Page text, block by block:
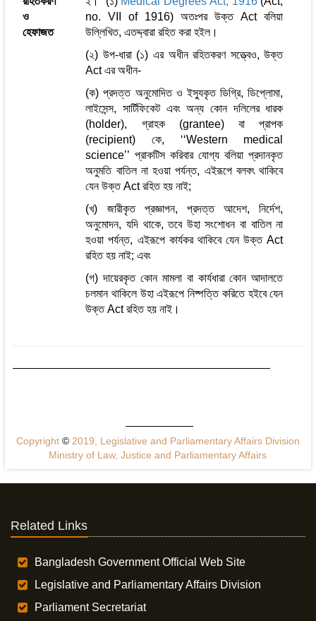
ও
হেফাজত
no. VII of 1916) অতঃপর উক্ত Act বলিয়া
উল্লিখিত, এতদ্দ্বারা রহিত করা হইল।
(২) উপ-ধারা (১) এর অধীন রহিতকরণ সত্ত্বেও, উক্ত
Act এর অধীন-
(ক) প্রদত্ত অনুমোদিত ও ইস্যুকৃত ডিগ্রি, ডিপ্লোমা,
লাইসেন্স, সার্টিফিকেট এবং অন্য কোন দলিলের ধারক
(holder), গ্রাহক (grantee) বা প্রাপক
(recipient) কে, ‘‘Western medical
science’’ প্রাকটিস করিবার যোগ্য বলিয়া প্রদানকৃত
অনুমতি বাতিল না হওয়া পর্যন্ত, এইরূপে বলবৎ থাকিবে
যেন উক্ত Act রহিত হয় নাই;
(খ) জারীকৃত প্রজ্ঞাপন, প্রদত্ত আদেশ, নির্দেশ,
অনুমোদন, যদি থাকে, তবে উহা সংশোধন বা বাতিল না
হওয়া পর্যন্ত, এইরূপে কার্যকর থাকিবে যেন উক্ত Act
রহিত হয় নাই; এবং
(গ) দায়েরকৃত কোন মামলা বা কার্যধারা কোন আদালতে
চলমান থাকিলে উহা এইরূপে নিষ্পত্তি করিতে হইবে যেন
উক্ত Act রহিত হয় নাই।
Copyright ©2019, Legislative and Parliamentary Affairs Division
Ministry of Law, Justice and Parliamentary Affairs
Related Links
Bangladesh Government Official Web Site
Legislative and Parliamentary Affairs Division
Parliament Secretariat